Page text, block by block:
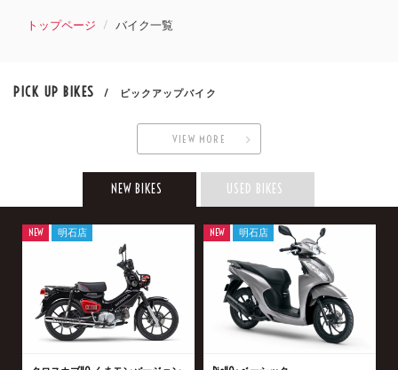
トップページ バイク一覧
PICK UP BIKES / ピックアップバイク
VIEW MORE
NEW BIKES USED BIKES
NEW 明石店 NEW 明石店